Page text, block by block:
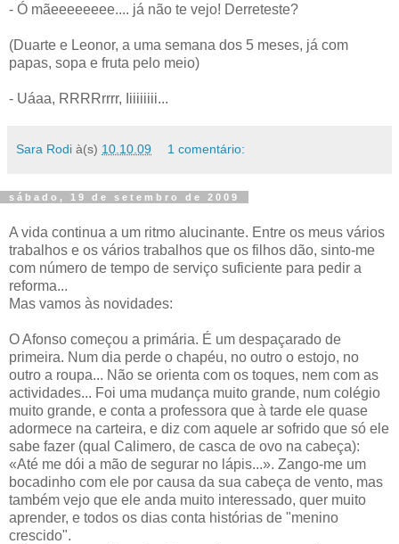
- Ó mãeeeeeeee.... já não te vejo! Derreteste?
(Duarte e Leonor, a uma semana dos 5 meses, já com
papas, sopa e fruta pelo meio)
- Uáaa, RRRRrrrr, Iiiiiiiii...
Sara Rodi à(s) 10.10.09 1 comentário:
sábado, 19 de setembro de 2009
A vida continua a um ritmo alucinante. Entre os meus vários
trabalhos e os vários trabalhos que os filhos dão, sinto-me
com número de tempo de serviço suficiente para pedir a
reforma...
Mas vamos às novidades:
O Afonso começou a primária. É um despaçarado de
primeira. Num dia perde o chapéu, no outro o estojo, no
outro a roupa... Não se orienta com os toques, nem com as
actividades... Foi uma mudança muito grande, num colégio
muito grande, e conta a professora que à tarde ele quase
adormece na carteira, e diz com aquele ar sofrido que só ele
sabe fazer (qual Calimero, de casca de ovo na cabeça):
«Até me dói a mão de segurar no lápis...». Zango-me um
bocadinho com ele por causa da sua cabeça de vento, mas
também vejo que ele anda muito interessado, quer muito
aprender, e todos os dias conta histórias de "menino
crescido".